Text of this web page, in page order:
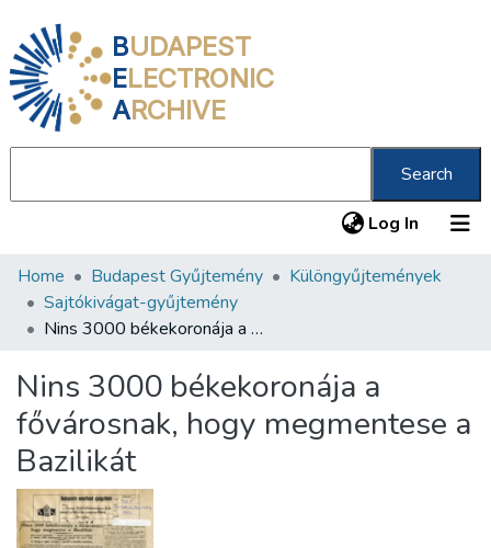
BUDAPEST
ELECTRONIC
ARCHIVE
Search
Log In (current)
Communities & Collections
All of DSpace
About us
Home Budapest Gyűjtemény
Különgyűjtemények
Sajtókivágat-gyűjtemény
Nins 3000 békekoronája a fővárosnak, hogy megmentese a Bazilikát
Nins 3000 békekoronája a
fővárosnak, hogy megmentese a
Bazilikát